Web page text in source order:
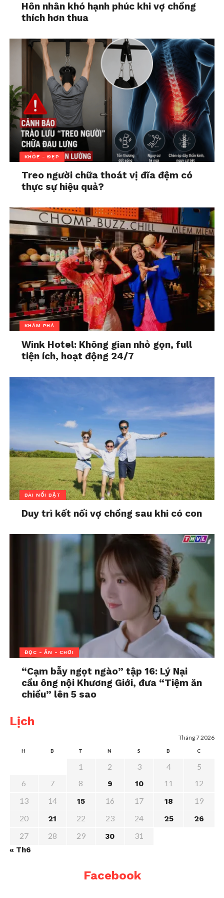
chính mình… Thế nhưng được một tuần đầu thì tôi
chả biết làm gì, bắt đầu từ đâu. Một phần là không
tìm được hứng thú, phần lớn khác là do kiến thức
của mình chưa đủ sâu để biên tập một bài content
hoàn chỉnh, có ý nghĩa đối với người đọc.
Thế là tôi bắt đầu lập bảng kế hoạch, tìm kiếm đề
tài. Với cách này, tôi có động lực để làm việc hơn.
Tôi bắt đầu không xem việc viết lách chỉ để giải tỏa
cảm xúc bản thân mà còn là để trau dồi khả năng
viết lách và thực hiện hóa ước mơ của mình.
Nhạc sĩ Hoài An tiết lộ
cảm hứng sáng tác
Chuyện thành Cổ Loa
In "Đọc - Ăn - Chơi"
Vì sao nhiều người thích
đọc ngôn tình, kể cả khi
đã ngoài 40?
In "Đọc - Ăn - Chơi"
Đọc (sách) ít lại, hành
In "Đọc - Ăn - Chơi"
Hôn nhân khó hạnh phúc khi vợ chồng
thích hơn thua
KHỎE - ĐẸP
Treo người chữa thoát vị đĩa đệm có
thực sự hiệu quả?
KHÁM PHÁ
Wink Hotel: Không gian nhỏ gọn, full
tiện ích, hoạt động 24/7
BÀI NỔI BẬT
Duy trì kết nối vợ chồng sau khi có con
ĐỌC - ĂN - CHƠI
“Cạm bẫy ngọt ngào” tập 16: Lý Nại
cầu ông nội Khương Giới, đưa “Tiệm ăn
chiều” lên 5 sao
Lịch
Tháng 7 2026
H B T N S B C
1 2 3 4
5
6
7 8 9 10 11
12
13
14 15 16 17 18
19
20
21 22 23 24 25 26
27 28 29 30 31
« Th6
Facebook